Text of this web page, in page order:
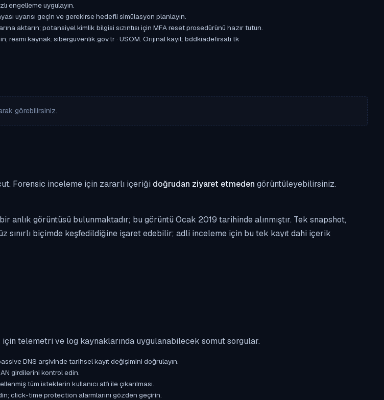
engelleme uygulayın.
uyarısı geçin ve gerekirse hedefli simülasyon planlayın.
aktarın; potansiyel kimlik bilgisi sızıntısı için MFA reset prosedürünü hazır tutun.
kaynak: siberguvenlik.gov.tr · USOM. Orijinal kayıt: bddkiadefirsati.tk
görebilirsiniz.
Forensic inceleme için zararlı içeriği doğrudan ziyaret etmeden görüntüleyebilirsiniz.
anlık görüntüsü bulunmaktadır; bu görüntü Ocak 2019 tarihinde alınmıştır. Tek snapshot,
biçimde keşfedildiğine işaret edebilir; adli inceleme için bu tek kayıt dahi içerik
için telemetri ve log kaynaklarında uygulanabilecek somut sorgular.
DNS arşivinde tarihsel kayıt değişimini doğrulayın.
girdilerini kontrol edin.
tüm isteklerin kullanıcı atfı ile çıkarılması.
click-time protection alarmlarını gözden geçirin.